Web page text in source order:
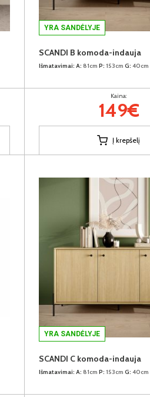
YRA SANDĖLYJE
SCANDI B komoda-indauja
Išmatavimai: A: 81cm P: 153cm G: 40cm
Kaina:
149€
Į krepšelį
YRA SANDĖLYJE
SCANDI C komoda-indauja
Išmatavimai: A: 81cm P: 153cm G: 40cm